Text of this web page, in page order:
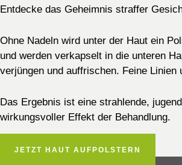
Entdecke das Geheimnis straffer
Ohne Nadeln wird unter der Haut ein
und werden verkapselt in die unteren
verjüngen und auffrischen. Feine
Das Ergebnis ist eine strahlende,
wirkungsvoller Effekt der Behandlung.
JETZT HAUT AUFPOLSTERN